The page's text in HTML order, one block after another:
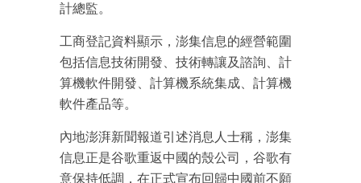
計總監。
工商登記資料顯示，澎集信息的經營範圍
包括信息技術開發、技術轉讓及諮詢、計
算機軟件開發、計算機系統集成、計算機
軟件產品等。
內地澎湃新聞報道引述消息人士稱，澎集
信息正是谷歌重返中國的殼公司，谷歌有
意保持低調，在正式宣布回歸中國前不願